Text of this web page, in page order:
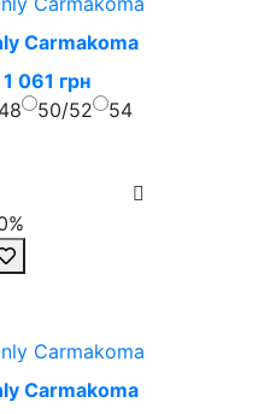
Carmakoma
1 061 грн
50/52 54
Carmakoma